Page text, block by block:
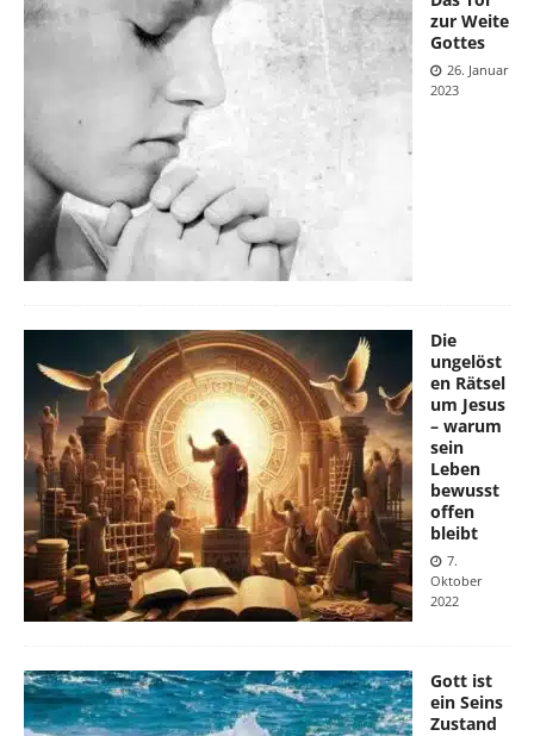
zur Weite
Gottes
26. Januar
2023
Die
ungelöst
en Rätsel
um Jesus
– warum
sein
Leben
bewusst
offen
bleibt
7.
Oktober
2022
Gott ist
ein Seins
Zustand